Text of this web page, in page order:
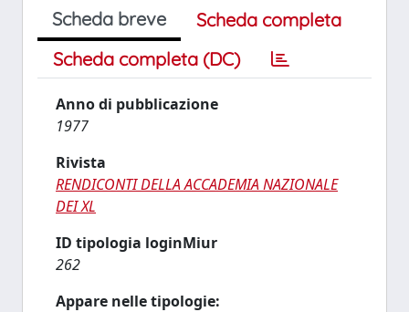
Scheda breve
Scheda completa
Scheda completa (DC)
Anno di pubblicazione
1977
Rivista
RENDICONTI DELLA ACCADEMIA NAZIONALE
DEI XL
ID tipologia loginMiur
262
Appare nelle tipologie: